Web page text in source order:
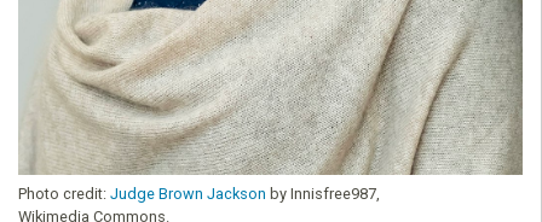
Photo credit: Judge Brown Jackson by Innisfree987,
Wikimedia Commons.